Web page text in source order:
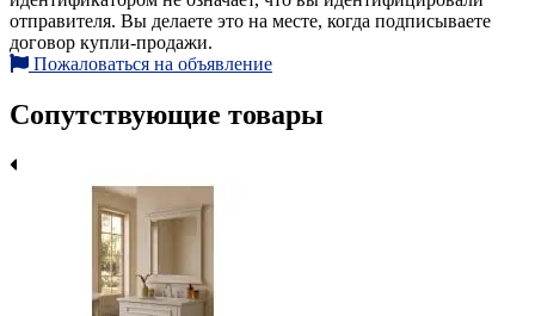
отправителя. Вы делаете это на месте, когда подписываете
договор купли-продажи.
Пожаловаться на объявление
Сопутствующие товары